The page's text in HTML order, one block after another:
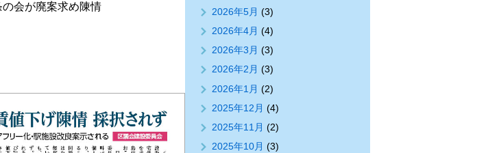
会が廃案求め陳情
2026年5月 (3)
2026年4月 (4)
2026年3月 (3)
2026年2月 (3)
2026年1月 (2)
2025年12月 (4)
2025年11月 (2)
2025年10月 (3)